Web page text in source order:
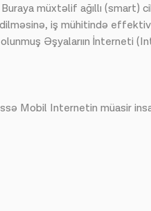
müxtəlif ağıllı (smart)
iş mühitində
Əşyalarıın İnterneti
Mobil Internetin müasir